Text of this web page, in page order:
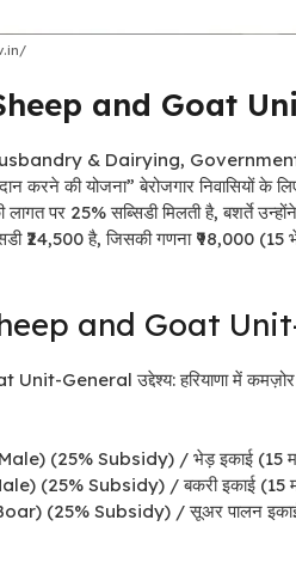
and Goat
& Dairying,
करने की योजना” बेरोजगार निवासियों
लागत पर 25% सब्सिडी मिलती है, बशर्ते
₹24,500 है, जिसकी गणना ₹98,000
and Goat
उद्देश्य: हरियाणा में कमज़ोर
(25% Subsidy) / भेड़ इकाई (15
(25% Subsidy) / बकरी इकाई (15
(25% Subsidy) / सूअर पालन इकाई